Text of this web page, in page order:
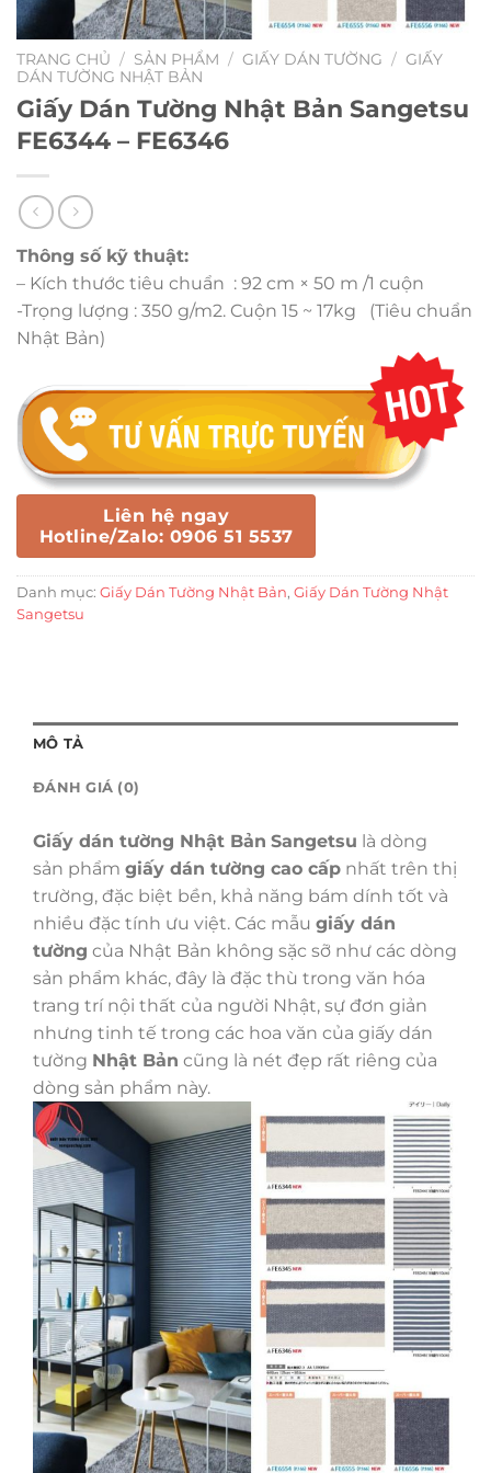
TRANG CHỦ / SẢN PHẨM / GIẤY DÁN TƯỜNG / GIẤY
DÁN TƯỜNG NHẬT BẢN
Giấy Dán Tường Nhật Bản Sangetsu
FE6344 – FE6346
Thông số kỹ thuật:
– Kích thước tiêu chuẩn : 92 cm × 50 m /1 cuộn
-Trọng lượng : 350 g/m2. Cuộn 15 ~ 17kg (Tiêu chuẩn
Nhật Bản)
Liên hệ ngay
Hotline/Zalo: 0906 51 5537
Danh mục: Giấy Dán Tường Nhật Bản, Giấy Dán Tường Nhật
Sangetsu
MÔ TẢ
ĐÁNH GIÁ (0)
Giấy dán tường Nhật Bản Sangetsu là dòng
sản phẩm giấy dán tường cao cấp nhất trên thị
trường, đặc biệt bền, khả năng bám dính tốt và
nhiều đặc tính ưu việt. Các mẫu giấy dán
tường của Nhật Bản không sặc sỡ như các dòng
sản phẩm khác, đây là đặc thù trong văn hóa
trang trí nội thất của người Nhật, sự đơn giản
nhưng tinh tế trong các hoa văn của giấy dán
tường Nhật Bản cũng là nét đẹp rất riêng của
dòng sản phẩm này.